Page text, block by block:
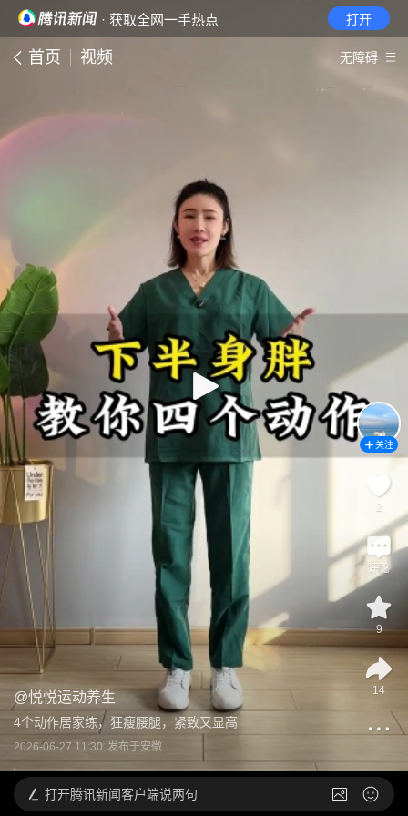
· 获取全网一手热点 打开
首页 视频 无障碍
@悦悦运动养生
4个动作居家练，狂瘦腰腿，紧致又显高
2026-06-27 11:30 发布于安徽
关注
2
评论
9
14
打开腾讯新闻客户端说两句